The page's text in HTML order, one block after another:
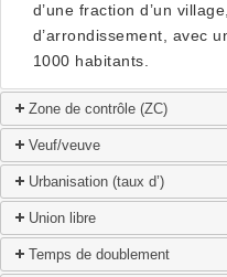
d’une fraction d’un
d’arrondissement, avec
1000 habitants.
Zone de contrôle (ZC)
Veuf/veuve
Urbanisation (taux d’)
Union libre
Temps de doublement